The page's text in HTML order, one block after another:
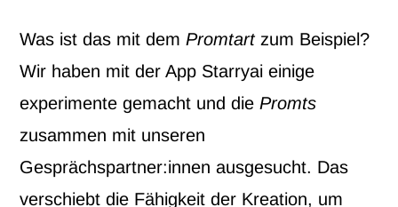
Was ist das mit demPromtartzum Beispiel?
Wir haben mit der App Starryai einige
experimente gemacht und diePromts
zusammen mit unseren
Gesprächspartner:innen ausgesucht. Das
verschiebt die Fähigkeit der Kreation, um